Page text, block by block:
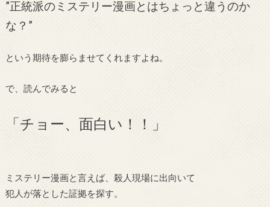
”正統派のミステリー漫画とはちょっと違うのか
な？”
という期待を膨らませてくれますよね。
で、読んでみると
「チョー、面白い！！」
ミステリー漫画と言えば、殺人現場に出向いて
犯人が落とした証拠を探す。